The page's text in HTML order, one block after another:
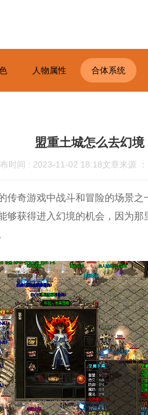
人物属性 合体系统
盟重土城怎么去幻境
时间 : 2023-11-02 18:18文章来源
传奇游戏中战斗和冒险的场景
够获得进入幻境的机会，因为